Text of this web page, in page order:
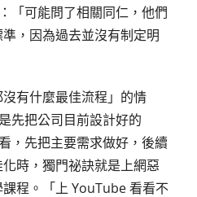
「可能問了相關同仁，他們
，因為過去並沒有制定明
有什麼最佳流程」的情
先把公司目前設計好的
，先把主要需求做好，後續
時，獨門祕訣就是上網惡
程。「上 YouTube 看看不